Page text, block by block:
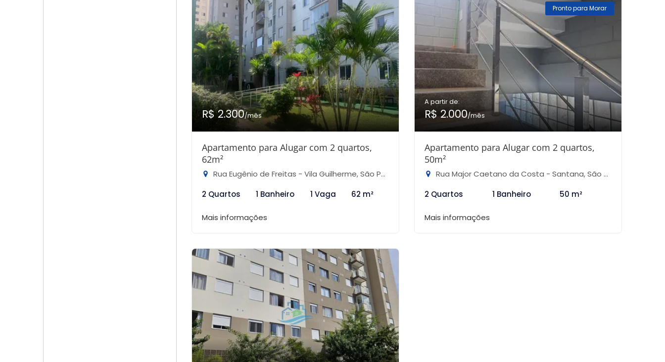
R$ 2.300/mês
Apartamento para Alugar com 2 quartos,
62m²
Rua Eugênio de Freitas - Vila Guilherme, São Paulo-SP
2 Quartos
1 Banheiro 1 Vaga 62 m²
Mais informações
Pronto para Morar
A partir de:
R$ 2.000/mês
Apartamento para Alugar com 2 quartos,
50m²
Rua Major Caetano da Costa - Santana, São Paulo-SP
2 Quartos
1 Banheiro 50 m²
Mais informações